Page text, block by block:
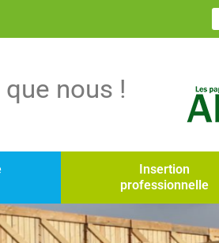
nous !
Insertion
professionnelle